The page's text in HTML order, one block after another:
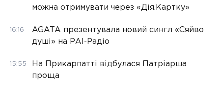
можна отримувати через «Дія.Картку»
16:16
AGATA презентувала новий сингл «Сяйво
душі» на РАІ-Радіо
15:55
На Прикарпатті відбулася Патріарша
проща